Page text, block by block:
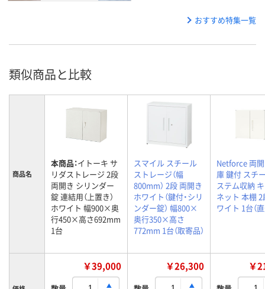
おすすめ特集一覧
類似商品と比較
商品名
本商品：イトーキ サ
リダストレージ 2段
両開き シリンダー
錠 連結用（上置き）
ホワイト 幅900×奥
行450×高さ692mm
1台
スマイル スチール
ストレージ（幅
800mm） 2段 両開き
ホワイト（鍵付・シリ
ンダー錠） 幅800×
奥行350×高さ
772mm 1台（取寄品）
Netforce 両
庫 鍵付 スチ
ステム収納
ネット 本棚 2
ワイト 1台（
￥39,000 ￥26,300 ￥